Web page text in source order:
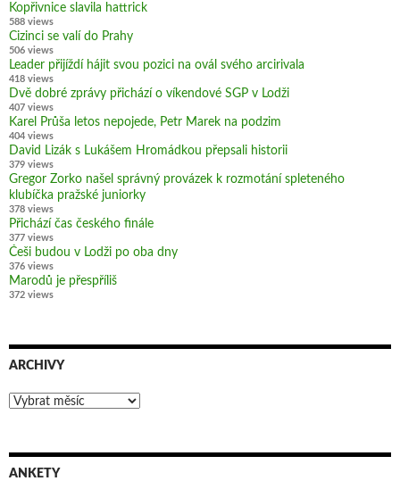
Kopřivnice slavila hattrick
588 views
Cizinci se valí do Prahy
506 views
Leader přijíždí hájit svou pozici na ovál svého arcirivala
418 views
Dvě dobré zprávy přichází o víkendové SGP v Lodži
407 views
Karel Průša letos nepojede, Petr Marek na podzim
404 views
David Lizák s Lukášem Hromádkou přepsali historii
379 views
Gregor Zorko našel správný provázek k rozmotání spleteného
klubíčka pražské juniorky
378 views
Přichází čas českého finále
377 views
Češi budou v Lodži po oba dny
376 views
Marodů je přespříliš
372 views
ARCHIVY
Archivy
ANKETY